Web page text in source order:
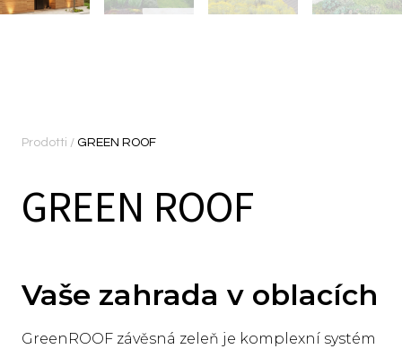
Prodotti / GREEN ROOF
GREEN ROOF
Vaše zahrada v oblacích
GreenROOF závěsná zeleň je komplexní systém